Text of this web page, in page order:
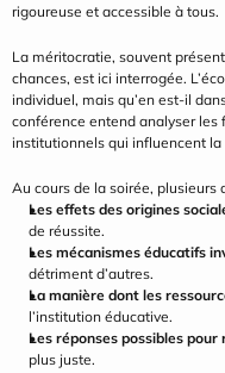
rigoureuse et accessible à tous.
La méritocratie, souvent
chances, est ici interrogée.
individuel, mais qu’en est‑il
conférence entend analyser
institutionnels qui influencent la
Au cours de la soirée, plusieurs
Les effets des origines
de réussite.
Les mécanismes éducatifs
détriment d’autres.
La manière dont les
l’institution éducative.
Les réponses possibles
plus juste.